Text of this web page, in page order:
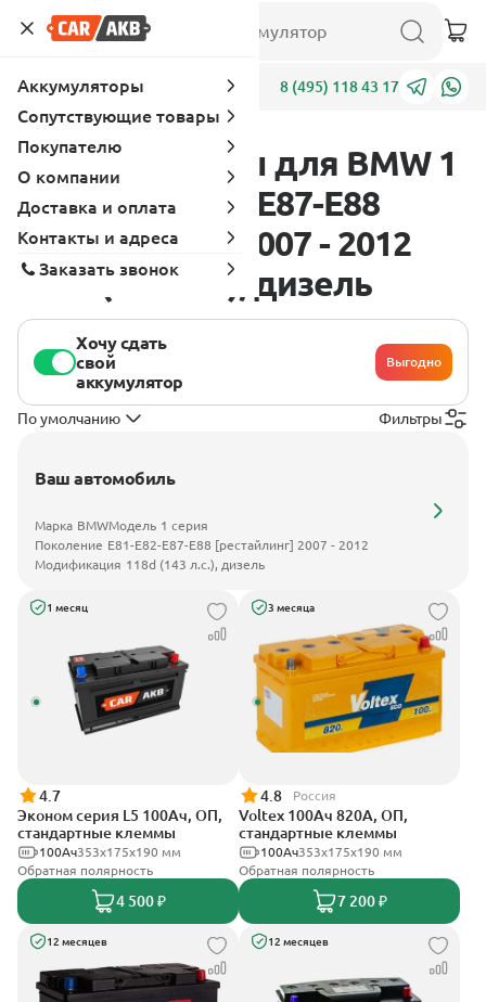
Адреса 8 (495) 118 43 17
Аккумуляторы для BMW 1
серия E81-E82-E87-E88
[рестайлинг] 2007 - 2012
118d (143 л.с.), дизель
Хочу сдать
свой
аккумулятор
Выгодно
По умолчанию Фильтры
Ваш автомобиль
Марка BMWМодель 1 серия
Поколение E81-E82-E87-E88 [рестайлинг] 2007 - 2012
Модификация 118d (143 л.с.), дизель
1 месяц
4.7
Эконом серия L5 100Ач, ОП,
стандартные клеммы
353х175х190 мм
100Ач
Обратная полярность
4 500 ₽
3 месяца
4.8 Россия
Voltex 100Ач 820А, ОП,
стандартные клеммы
353х175х190 мм
100Ач
Обратная полярность
7 200 ₽
12 месяцев 12 месяцев
Аккумуляторы
Сопутствующие товары
Покупателю
О компании
Доставка и оплата
Контакты и адреса
Заказать звонок